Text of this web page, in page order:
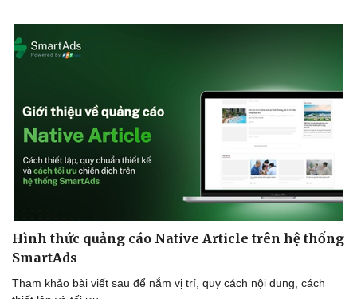
Hình thức quảng cáo Native Article trên hệ thống
SmartAds
Tham khảo bài viết sau để nắm vị trí, quy cách nội dung, cách